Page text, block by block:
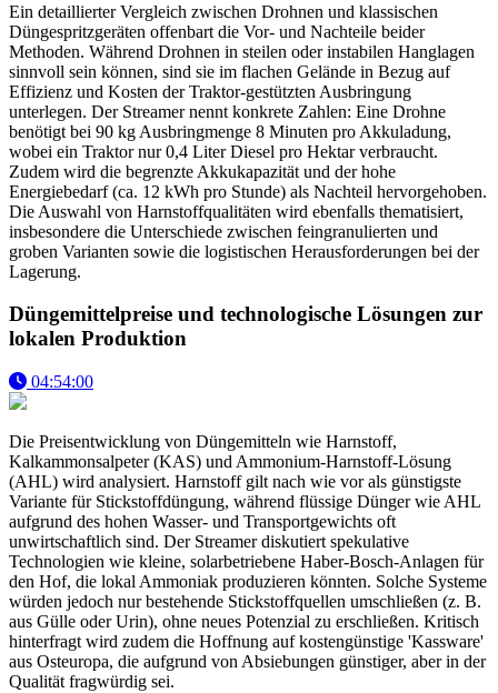
Ein detaillierter Vergleich zwischen Drohnen und klassischen
Düngespritzgeräten offenbart die Vor- und Nachteile beider
Methoden. Während Drohnen in steilen oder instabilen Hanglagen
sinnvoll sein können, sind sie im flachen Gelände in Bezug auf
Effizienz und Kosten der Traktor-gestützten Ausbringung
unterlegen. Der Streamer nennt konkrete Zahlen: Eine Drohne
benötigt bei 90 kg Ausbringmenge 8 Minuten pro Akkuladung,
wobei ein Traktor nur 0,4 Liter Diesel pro Hektar verbraucht.
Zudem wird die begrenzte Akkukapazität und der hohe
Energiebedarf (ca. 12 kWh pro Stunde) als Nachteil hervorgehoben.
Die Auswahl von Harnstoffqualitäten wird ebenfalls thematisiert,
insbesondere die Unterschiede zwischen feingranulierten und
groben Varianten sowie die logistischen Herausforderungen bei der
Lagerung.
Düngemittelpreise und technologische Lösungen zur
lokalen Produktion
04:54:00
Die Preisentwicklung von Düngemitteln wie Harnstoff,
Kalkammonsalpeter (KAS) und Ammonium-Harnstoff-Lösung
(AHL) wird analysiert. Harnstoff gilt nach wie vor als günstigste
Variante für Stickstoffdüngung, während flüssige Dünger wie AHL
aufgrund des hohen Wasser- und Transportgewichts oft
unwirtschaftlich sind. Der Streamer diskutiert spekulative
Technologien wie kleine, solarbetriebene Haber-Bosch-Anlagen für
den Hof, die lokal Ammoniak produzieren könnten. Solche Systeme
würden jedoch nur bestehende Stickstoffquellen umschließen (z. B.
aus Gülle oder Urin), ohne neues Potenzial zu erschließen. Kritisch
hinterfragt wird zudem die Hoffnung auf kostengünstige 'Kassware'
aus Osteuropa, die aufgrund von Absiebungen günstiger, aber in der
Qualität fragwürdig sei.